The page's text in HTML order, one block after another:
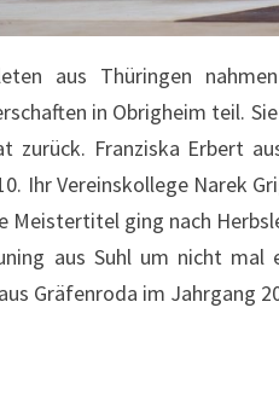
aus Thüringen
in Obrigheim teil.
zurück. Franziska Erbert
Ihr Vereinskollege Narek
Meistertitel ging nach
aus Suhl um nicht mal
Gräfenroda im Jahrgang